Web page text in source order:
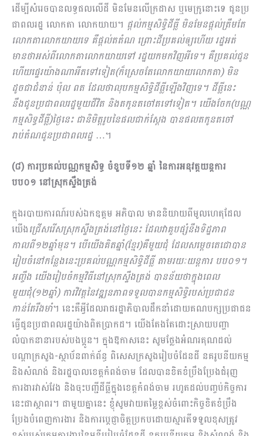
ដើម្បីសំរេចបានលទ្ធផលលើដី មិនមែនលើក្រដាស ឬមេក្រូនោះទេ ជូនប្រ​
ជា​ពលរដ្ឋ លោកតា លោកយាយ។ ផ្ដល់កម្មសិទ្ធិដីធ្លី មិនមែនផ្ដល់ត្រឹមតែ
លោកតាលោកយាយទេ គឺផ្ដល់ត​តំណ ព្រោះដីប្រគល់ឲ្យហើយ រដ្ឋអត់
មានថាអស់ពីលោកតាលោកយាយទៅ រដ្ឋយកមកវិញអីទេ។ គឺប្រគល់ជូន
ហើយផ្ទេរយ៉ាងណាអីតទៅទៀត(ក៏ស្រេចតែលោកយាយលោកតា) មិន
ដូចជាជំនាន់ ប៉ុល ពត ដែលថាលុបកម្មសិទ្ធិដីធ្លីឡើងវិញទេ។ ដីធ្លីនេះ
នឹងជូនប្រជាពលរដ្ឋមួយជីវិត និងតកូនតចៅតទៅទៀត។ យើងចែក(បណ្ណ
កម្មសិទ្ធដីធ្លី)ថ្ងៃនេះ ជានិមិត្តរូបនៃផលជាក់ស្ដែង បានផលតកូនតចៅ
រាប់តំណជូនប្រជាពលរដ្ឋ…។
(៨) ការប្រគល់បណ្ណកម្មសិទ្ធ ចំខួបទី១២ ឆ្នាំ នៃការអនុវត្តយន្តការ
បប០១ នៅស្រុកស្ទឹងត្រង់
ក្នុងរបាយការណ៍របស់ឯកឧត្ដម អភិបាល មាននិយាយពីមូលហេតុដែល
យើងជ្រើសរើសស្រុកស្ទឹងត្រង់នៅថ្ងៃនេះ ដែលវាគួបផ្សំនឹងទិដ្ឋភាព
កាលពី១២ឆ្នាំមុន។ បើយើងគិតឆ្នាំ(ខ្មែរ)គឺមួយជុំ ដែលសម្ដេចតេជោបាន
រៀបចំនៅកន្លែងនេះប្រគល់បណ្ណកម្មសិទ្ធិដីធ្លី តាមរយៈយន្តការ បប០១។
អញ្ចឹង យើងរៀបចំកម្មវិធីនៅស្រុកស្ទឹងត្រង់ បានន័យថាក្នុងពេល
មួយជុំ(១២ឆ្នាំ) ការវិវត្តនៃវឌ្ឍនភាពទទួលបានកម្មសិទ្ធិរបស់ប្រជាជន
កាន់តែរឹងមាំ។ នេះគឺអ្វីដែលរាជរដ្ឋាភិបាលដឹកនាំដោយគណបក្សប្រជាជន
ធ្វើជូនប្រជាពលរដ្ឋយ៉ាងពិតប្រាកដ។ យើងតែងតែដោះស្រាយបញ្ហា
លំបាកនានារបស់បងប្អូន។ ក្នុងឱកាសនេះ សូមថ្លែងអំណរគុណដល់
បណ្ដាក្រសួង-ស្ថាប័នពាក់ព័ន្ធ ពិសេសក្រសួងរៀបចំដែនដី នគរូបនីយកម្ម
និងសំណង់ និងរដ្ឋបាលខេត្តកំពង់ចាម ដែលបានខិតខំប្រឹងប្រែងជំរុញ
ការងារវាស់វែង និងចុះបញ្ជីដីធ្លីក្នុងខេត្តកំពង់ចាម រហូតដល់បញ្ចប់កិច្ចការ
នេះជាស្ថាពរ។ ជាមួយគ្នានេះ ខ្ញុំសូមវាយតម្លៃខ្ពស់ចំពោះកិច្ចខិតខំប្រឹង
ប្រែងបំពេញការងារ និងការប្ដេជ្ញាចិត្តប្រកបដោយស្មារតីទទួលខុសត្រូវ